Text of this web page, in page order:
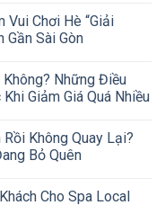
Vui Chơi Hè “Giải
Gần Sài Gòn
Không? Những Điều
Giảm Giá Quá Nhiều
Không Quay Lại?
Bỏ Quên
Cho Spa Local